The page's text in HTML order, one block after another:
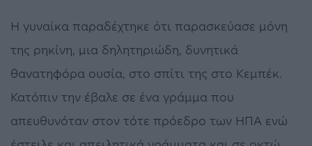
Η γυναίκα παραδέχτηκε ότι παρασκεύασε μόνη
της ρηκίνη, μια δηλητηριώδη, δυνητικά
θανατηφόρα ουσία, στο σπίτι της στο Κεμπέκ.
Κατόπιν την έβαλε σε ένα γράμμα που
απευθυνόταν στον τότε πρόεδρο των ΗΠΑ ενώ